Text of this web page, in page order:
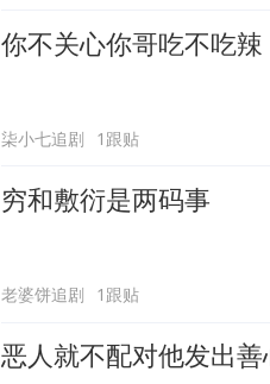
你不关心你哥吃不吃
柒小七追剧 1跟贴
穷和敷衍是两码事
老婆饼追剧 1跟贴
恶人就不配对他发出善